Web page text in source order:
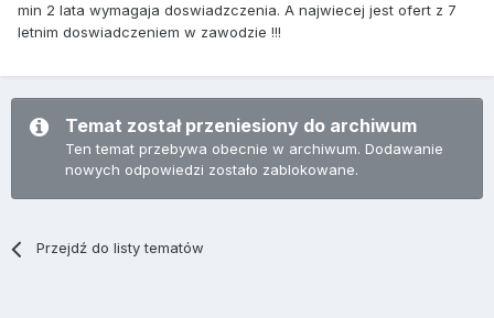
min 2 lata wymagaja doswiadzczenia. A najwiecej jest ofert z 7
letnim doswiadczeniem w zawodzie !!!
Temat został przeniesiony do archiwum
Ten temat przebywa obecnie w archiwum. Dodawanie
nowych odpowiedzi zostało zablokowane.
Przejdź do listy tematów